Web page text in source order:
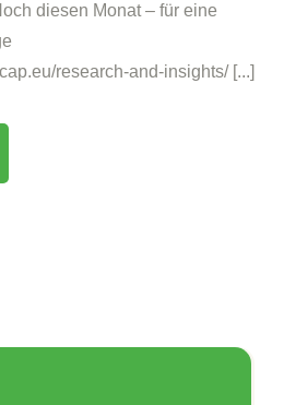
diesen Monat – für eine
research-and-insights/ [...]